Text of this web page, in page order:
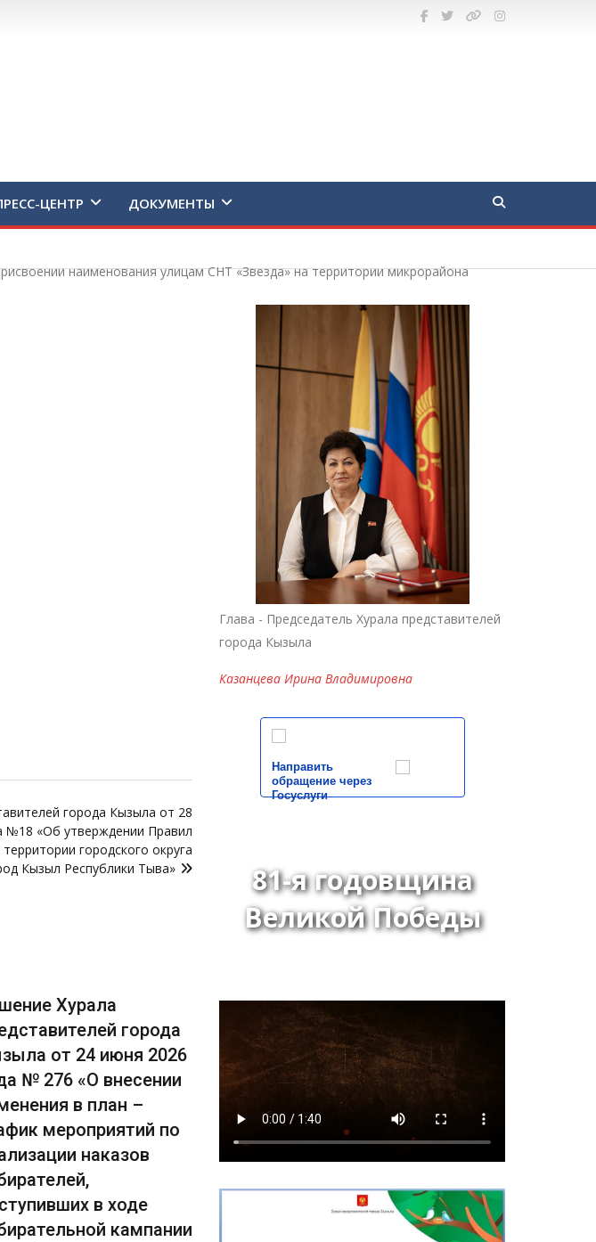
ЦЕНТР ДОКУМЕНТЫ
наименования улицам СНТ «Звезда» на территории микрорайона
города Кызыла от 28
№18 «Об утверждении Правил
городского округа
Кызыл Республики Тыва»
Хурала
города
от 24 июня 2026
№ 276 «О внесении
в план –
мероприятий по
наказов
в ходе
кампании
Решение Хурала
представителей города
Кызыла от 24 июня 2026
года № 275 «О внесении
изменения в перечень
наказов избирателей,
по выборам депутатов
Хурала представителей
Глава - Председатель Хурала представителей
города Кызыла
Казанцева Ирина Владимировна
Направить
обращение через
Госуслуги
81-я годовщина
Великой Победы